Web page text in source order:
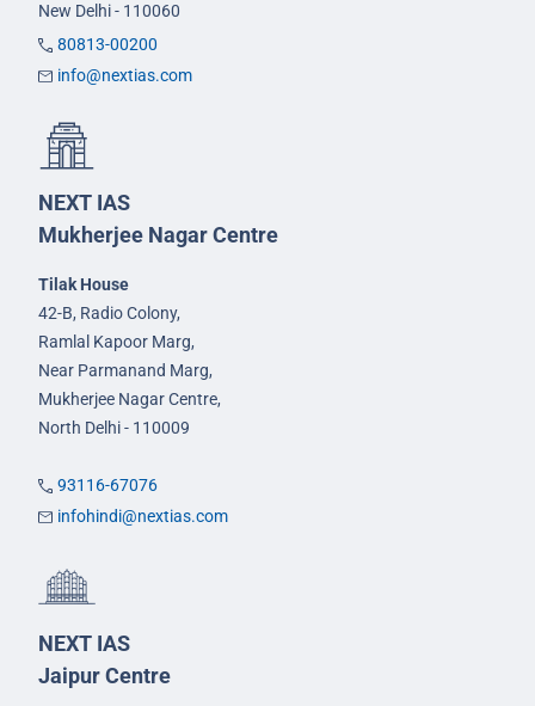
New Delhi - 110060
80813-00200
info@nextias.com
NEXT IAS
Mukherjee Nagar Centre
Tilak House
42-B, Radio Colony,
Ramlal Kapoor Marg,
Near Parmanand Marg,
Mukherjee Nagar Centre,
North Delhi - 110009
93116-67076
infohindi@nextias.com
NEXT IAS
Jaipur Centre